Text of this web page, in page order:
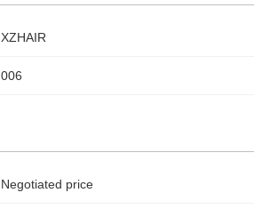
XZHAIR
006
Negotiated price